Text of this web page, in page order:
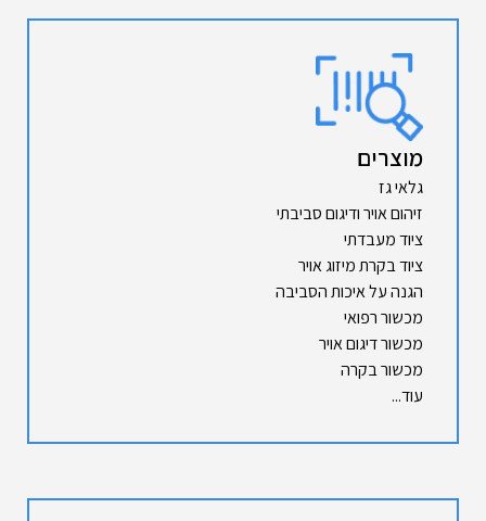
מוצרים
גלאי גז
זיהום אויר ודיגום סביבתי
ציוד מעבדתי
ציוד בקרת מיזוג אויר
הגנה על איכות הסביבה
מכשור רפואי
מכשור דיגום אויר
מכשור בקרה
עוד...